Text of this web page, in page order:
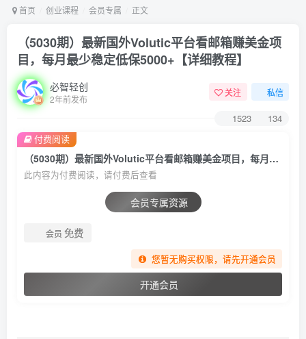
首页 创业课程 会员专属 正文
（5030期）最新国外Volutic平台看邮箱赚美金项
目，每月最少稳定低保5000+【详细教程】
必智轻创
2年前发布
关注 私信
1523 134
（5030期）最新国外Volutic平台看邮箱赚美金项目，每月最少稳定低保5000+【详细教程】
此内容为付费阅读，请付费后查看
会员专属资源
会员 免费
您暂无购买权限，请先开通会员
开通会员
付费阅读